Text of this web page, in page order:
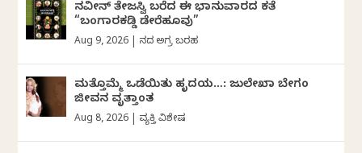
ನವೀನ್‌ ತೇಜಸ್ವಿ ಬರೆದ ಈ ಭಾನುವಾರದ ಕತೆ
“ಬಂಗಾರಕಡ್ಡಿ ಡೇರೆಹೂವು”
Aug 9, 2026 ದಿನದ ಅಗ್ರ ಬರಹ
ಮತ್ತೊಮ್ಮೆ ಒಡೆಯಿತು ಹೃದಯ…: ಜುಲೇಖಾ ಬೇಗಂ
ಜೀವನ ವೃತ್ತಾಂತ
Aug 8, 2026 ವ್ಯಕ್ತಿ ವಿಶೇಷ